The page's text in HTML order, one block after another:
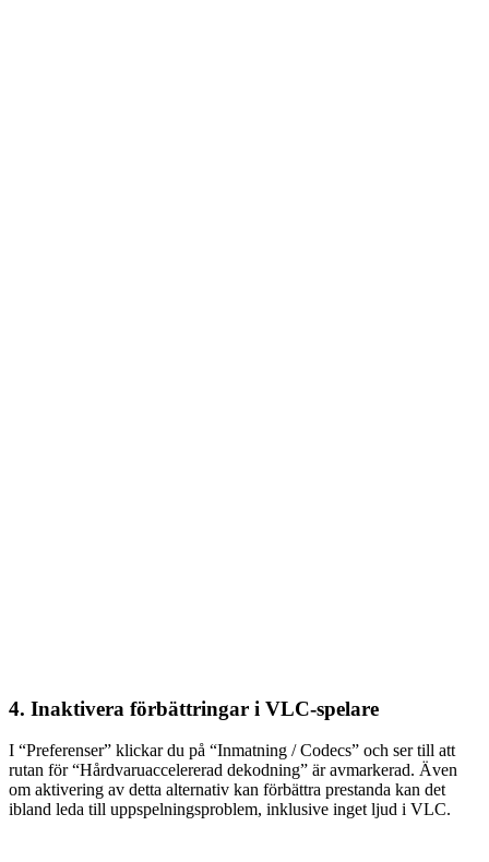
4. Inaktivera förbättringar i VLC-spelare
I “Preferenser” klickar du på “Inmatning / Codecs” och ser till att
rutan för “Hårdvaruaccelererad dekodning” är avmarkerad. Även
om aktivering av detta alternativ kan förbättra prestanda kan det
ibland leda till uppspelningsproblem, inklusive inget ljud i VLC.